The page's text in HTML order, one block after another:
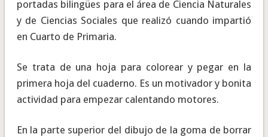
portadas bilingües para el área de Ciencia Naturales
y de Ciencias Sociales que realizó cuando impartió
en Cuarto de Primaria.
Se trata de una hoja para colorear y pegar en la
primera hoja del cuaderno. Es un motivador y bonita
actividad para empezar calentando motores.
En la parte superior del dibujo de la goma de borrar